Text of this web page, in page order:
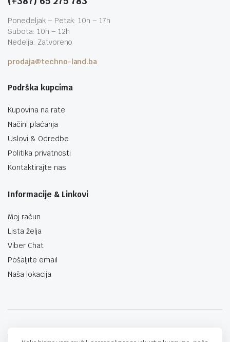
Ponedeljak – Petak: 10h – 17h
Subota: 10h – 12h
Nedelja: Zatvoreno
prodaja@techno-land.ba
Podrška kupcima
Kupovina na rate
Načini plaćanja
Uslovi & Odredbe
Politika privatnosti
Kontaktirajte nas
Informacije & Linkovi
Moj račun
Lista želja
Viber Chat
Pošaljite email
Naša lokacija